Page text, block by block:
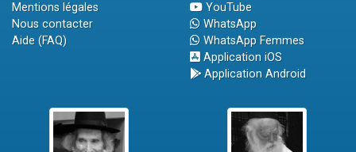
Mentions légales
Nous contacter
Aide (FAQ)
YouTube
WhatsApp
WhatsApp Femmes
Application iOS
Application Android